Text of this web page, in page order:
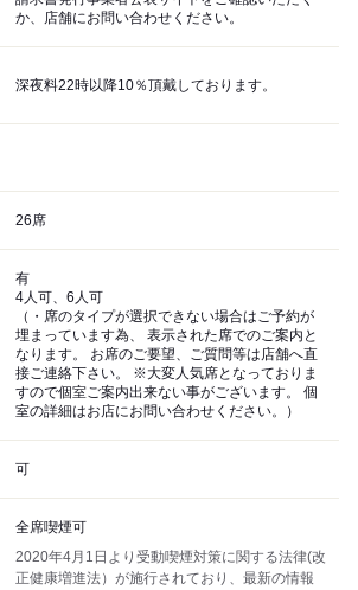
か、店舗にお問い合わせください。
深夜料22時以降10％頂戴しております。
26席
有
4人可、6人可
（・席のタイプが選択できない場合はご予約が
埋まっています為、 表示された席でのご案内と
なります。 お席のご要望、ご質問等は店舗へ直
接ご連絡下さい。 ※大変人気席となっておりま
すので個室ご案内出来ない事がございます。 個
室の詳細はお店にお問い合わせください。）
可
全席喫煙可
2020年4月1日より受動喫煙対策に関する法律(改
正健康増進法）が施行されており、最新の情報